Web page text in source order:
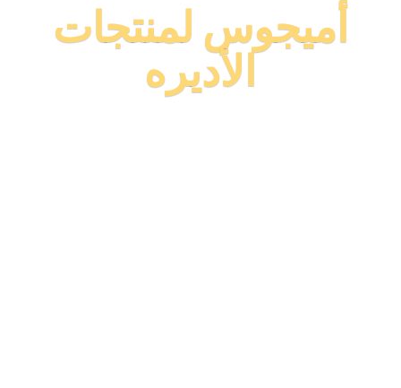
أميجوس لمنتجات
الأديره